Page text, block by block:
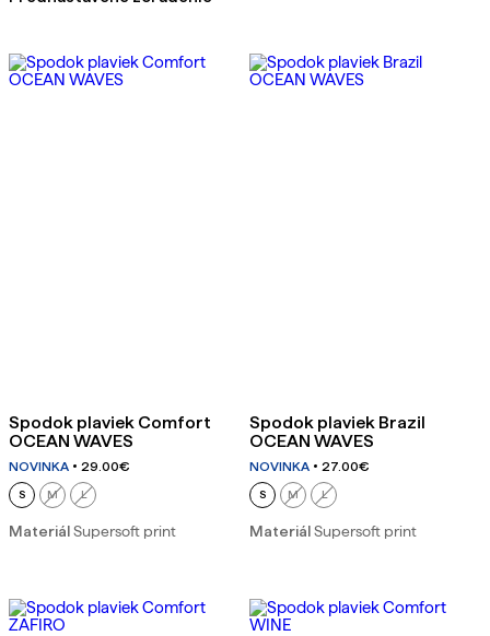
Spodok plaviek Comfort
OCEAN WAVES
NOVINKA 29.00€
S M L
MateriálSupersoft print
Spodok plaviek Brazil
OCEAN WAVES
NOVINKA 27.00€
S M L
MateriálSupersoft print